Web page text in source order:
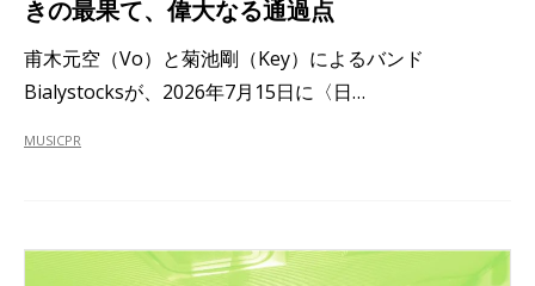
きの最果て、偉大なる通過点
甫木元空（Vo）と菊池剛（Key）によるバンド
Bialystocksが、2026年7月15日に〈日…
MUSICPR